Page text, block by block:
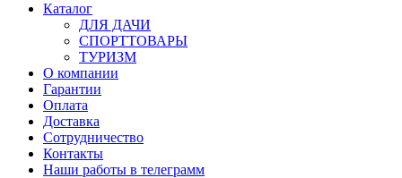
Каталог
ДЛЯ ДАЧИ
СПОРТТОВАРЫ
ТУРИЗМ
О компании
Гарантии
Оплата
Доставка
Сотрудничество
Контакты
Наши работы в телеграмм